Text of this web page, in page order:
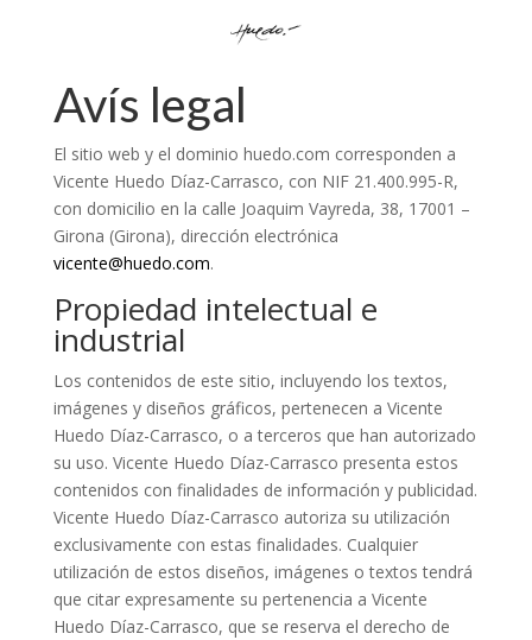
Avís legal
El sitio web y el dominio huedo.com corresponden a
Vicente Huedo Díaz-Carrasco, con NIF 21.400.995-R,
con domicilio en la calle Joaquim Vayreda, 38, 17001 –
Girona (Girona), dirección electrónica
vicente@huedo.com.
Propiedad intelectual e
industrial
Los contenidos de este sitio, incluyendo los textos,
imágenes y diseños gráficos, pertenecen a Vicente
Huedo Díaz-Carrasco, o a terceros que han autorizado
su uso. Vicente Huedo Díaz-Carrasco presenta estos
contenidos con finalidades de información y publicidad.
Vicente Huedo Díaz-Carrasco autoriza su utilización
exclusivamente con estas finalidades. Cualquier
utilización de estos diseños, imágenes o textos tendrá
que citar expresamente su pertenencia a Vicente
Huedo Díaz-Carrasco, que se reserva el derecho de